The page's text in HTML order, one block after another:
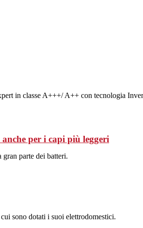
in classe A+++/ A++ con tecnologia
per i capi più leggeri
parte dei batteri.
sono dotati i suoi elettrodomestici.